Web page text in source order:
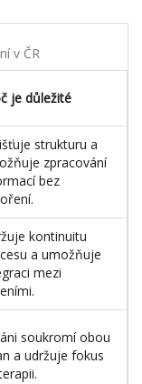
v ČR
je důležité
strukturu a
zpracování
bez
kontinuitu
a umožňuje
mezi
soukromí obou
a udržuje fokus